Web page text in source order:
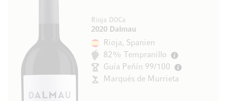
Rioja DOCa
2020 Dalmau
Rioja, Spanien
82% Tempranillo
Guía Peñín 99/100
Marqués de Murrieta